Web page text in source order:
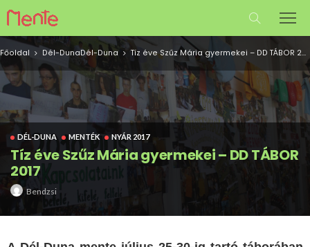
Főoldal Dél-DunaDél-Duna Tíz éve Szűz Mária gyermekei – DD TÁBOR 2017
DÉL-DUNA MENTÉK NYÁR 2017
Tíz éve Szűz Mária gyermekei – DD TÁBOR
2017
Bendzsi